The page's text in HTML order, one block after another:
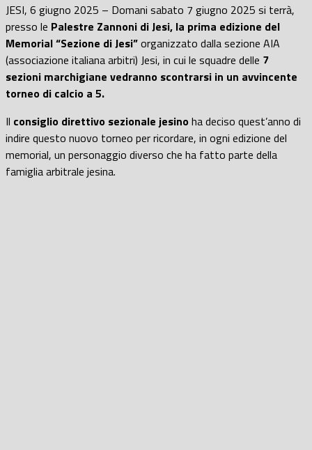
JESI, 6 giugno 2025 – Domani sabato 7 giugno 2025 si terrà,
presso le Palestre Zannoni di Jesi, la prima edizione del
Memorial “Sezione di Jesi”organizzato dalla sezione AIA
(associazione italiana arbitri) Jesi, in cui le squadre delle 7
sezioni marchigiane vedranno scontrarsi in un avvincente
torneo di calcio a 5.
Il consiglio direttivo sezionale jesinoha deciso quest’anno di
indire questo nuovo torneo per ricordare, in ogni edizione del
memorial, un personaggio diverso che ha fatto parte della
famiglia arbitrale jesina.